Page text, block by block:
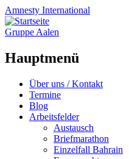
Amnesty International
Gruppe Aalen
Hauptmenü
Zum
Inhalt
springen
Über uns / Kontakt
Termine
Blog
Arbeitsfelder
Austausch
Briefmarathon
Einzelfall Bahrain